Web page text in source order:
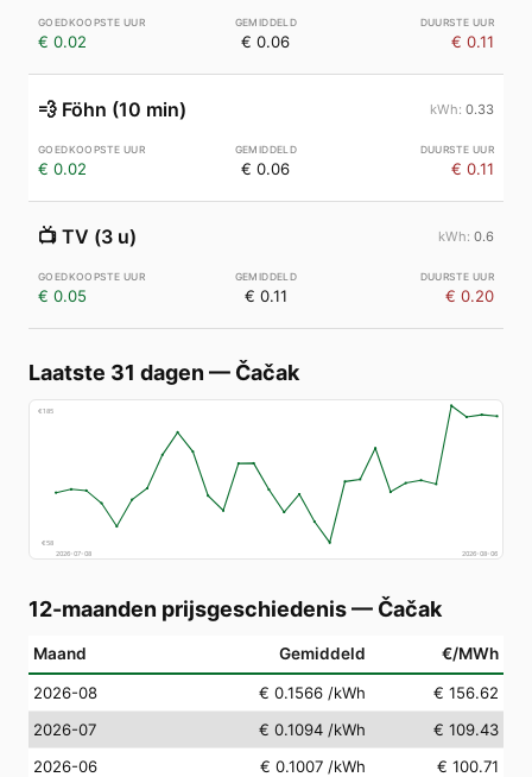
€ 0.02 € 0.06 € 0.11
💨 Föhn (10 min) 0.33
€ 0.02 € 0.06 € 0.11
📺 TV (3 u) 0.6
€ 0.05 € 0.11 € 0.20
Laatste 31 dagen — Čačak
€185
€58
2026-07-08
2026-08-06
12-maanden prijsgeschiedenis— Čačak
Maand Gemiddeld €/MWh
2026-08 € 0.1566 /kWh
€ 156.62
2026-07
€ 0.1094 /kWh
€ 109.43
2026-06
€ 0.1007 /kWh
€ 100.71